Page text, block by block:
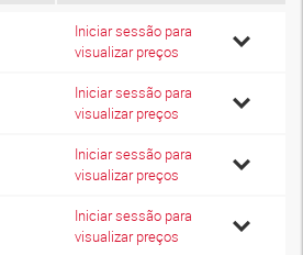
Iniciar sessão para
visualizar preços
Iniciar sessão para
visualizar preços
Iniciar sessão para
visualizar preços
Iniciar sessão para
visualizar preços